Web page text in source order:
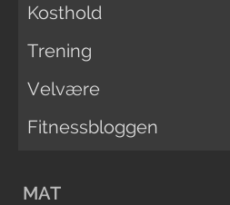
Kosthold
Trening
Velvære
Fitnessbloggen
MAT